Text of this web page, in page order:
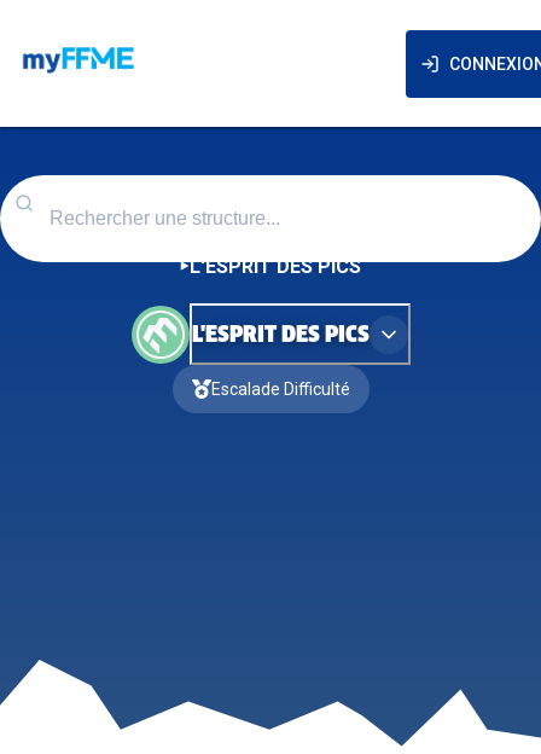
L'ESPRIT DES PICS
L'ESPRIT DES PICS
Escalade Difficulté